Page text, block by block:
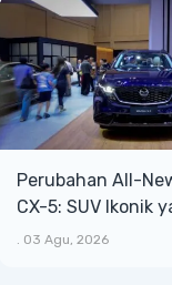
Perubahan All-
CX-5: SUV Ikonik
Bongsor, Mewah,
03 Agu, 2026